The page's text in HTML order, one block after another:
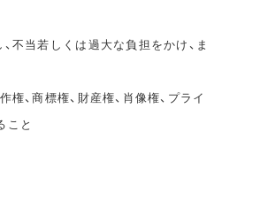
不当若しくは過大な負担をかけ、ま
、商標権、財産権、肖像権、プライ
こと